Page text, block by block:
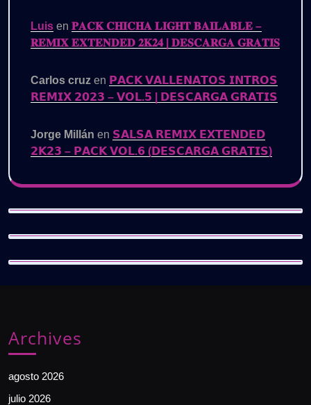
Luis en 𝐏𝐀𝐂𝐊 𝐂𝐇𝐈𝐂𝐇𝐀 𝐋𝐈𝐆𝐇𝐓 𝐁𝐀𝐈𝐋𝐀𝐁𝐋𝐄 –
𝐑𝐄𝐌𝐈𝐗 𝐄𝐗𝐓𝐄𝐍𝐃𝐄𝐃 𝟐𝐊𝟐𝟒 | 𝐃𝐄𝐒𝐂𝐀𝐑𝐆𝐀 𝐆𝐑𝐀𝐓𝐈𝐒
Carlos cruz en 𝗣𝗔𝗖𝗞 𝗩𝗔𝗟𝗟𝗘𝗡𝗔𝗧𝗢𝗦 𝗜𝗡𝗧𝗥𝗢𝗦
𝗥𝗘𝗠𝗜𝗫 𝟮𝟬𝟮𝟯 – 𝗩𝗢𝗟.𝟱 | 𝗗𝗘𝗦𝗖𝗔𝗥𝗚𝗔 𝗚𝗥𝗔𝗧𝗜𝗦
Jorge Millán en 𝗦𝗔𝗟𝗦𝗔 𝗥𝗘𝗠𝗜𝗫 𝗘𝗫𝗧𝗘𝗡𝗗𝗘𝗗
𝟮𝗞𝟮𝟯 – 𝗣𝗔𝗖𝗞 𝗩𝗢𝗟.𝟲 (𝗗𝗘𝗦𝗖𝗔𝗥𝗚𝗔 𝗚𝗥𝗔𝗧𝗜𝗦)
Archives
agosto 2026
julio 2026